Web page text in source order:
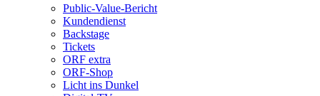
Public-Value-Bericht
Kundendienst
Backstage
Tickets
ORFextra
ORF-Shop
LichtinsDunkel